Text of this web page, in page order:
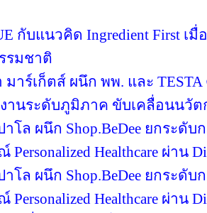
กับแนวคิด Ingredient First เ
รมชาติ
าร์เก็ตส์ ผนึก พพ. และ TESTA
านระดับภูมิภาค ขับเคลื่อนนวัต
โล ผนึก Shop.BeDee ยกระดั
Healthcare ผ่าน
โล ผนึก Shop.BeDee ยกระดั
Healthcare ผ่าน